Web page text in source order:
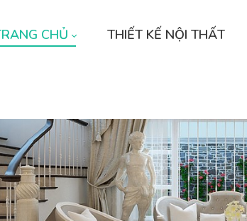
CHỦ THIẾT KẾ NỘI THẤT